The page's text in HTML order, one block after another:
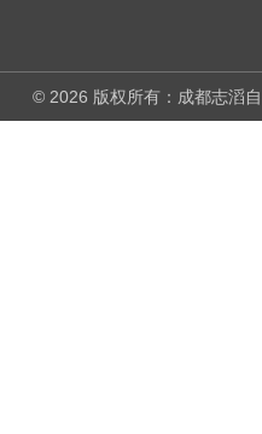
© 2026 版权所有：成都志滔